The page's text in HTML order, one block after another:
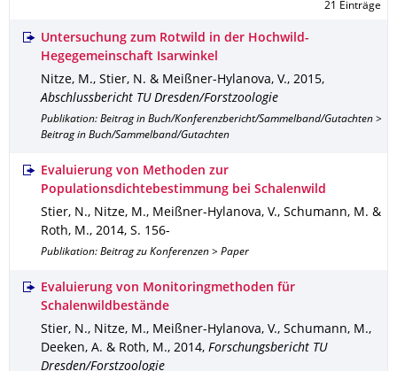
21 Einträge
Untersuchung zum Rotwild in der Hochwild-
Hegegemeinschaft Isarwinkel
Nitze, M., Stier, N. & Meißner-Hylanova, V., 2015,
Abschlussbericht TU Dresden/Forstzoologie
Publikation: Beitrag in Buch/Konferenzbericht/Sammelband/Gutachten >
Beitrag in Buch/Sammelband/Gutachten
Evaluierung von Methoden zur
Populationsdichtebestimmung bei Schalenwild
Stier, N., Nitze, M., Meißner-Hylanova, V., Schumann, M. &
Roth, M., 2014, S. 156-
Publikation: Beitrag zu Konferenzen > Paper
Evaluierung von Monitoringmethoden für
Schalenwildbestände
Stier, N., Nitze, M., Meißner-Hylanova, V., Schumann, M.,
Deeken, A. & Roth, M., 2014, Forschungsbericht TU
Dresden/Forstzoologie